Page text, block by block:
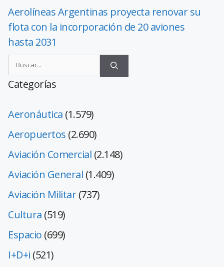
Aerolíneas Argentinas proyecta renovar su
flota con la incorporación de 20 aviones
hasta 2031
Categorías
Aeronáutica (1.579)
Aeropuertos (2.690)
Aviación Comercial (2.148)
Aviación General (1.409)
Aviación Militar(737)
Cultura (519)
Espacio (699)
I+D+i (521)